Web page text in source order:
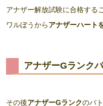
アナザー解放試験に合格する
ワルぼうからアナザーハート
アナザーGランク
その後アナザーGランクのバ